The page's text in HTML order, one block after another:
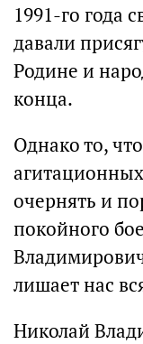
1991-го года
давали
Родине и
конца.
Однако то,
агитационных
очернять и
покойного
лишает нас
Николай